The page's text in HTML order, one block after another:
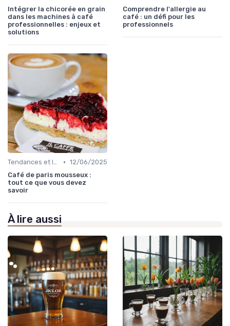
Intégrer la chicorée en grain
dans les machines à café
professionnelles : enjeux et
solutions
Comprendre l'allergie au
café : un défi pour les
professionnels
Tendances et Innovations CHR • 12/06/2025
Café de paris mousseux :
tout ce que vous devez
savoir
À lire aussi